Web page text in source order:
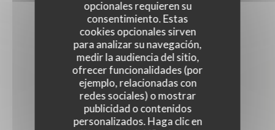
opcionales requieren su
consentimiento. Estas
cookies opcionales sirven
para analizar su navegación,
medir la audiencia del sitio,
ofrecer funcionalidades (por
ejemplo, relacionadas con
redes sociales) o mostrar
publicidad o contenidos
personalizados. Haga clic en